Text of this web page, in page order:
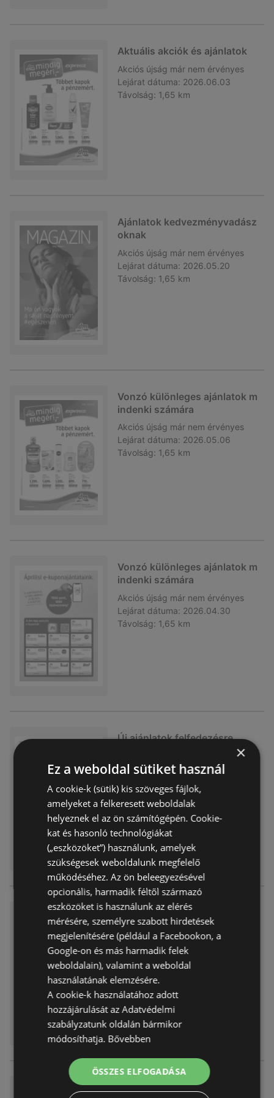
Aktuális akciók és ajánlatok
Akciós újság már nem érvényes
Lejárat dátuma: 2026.06.03
Távolság: 1,65 km
Ajánlatok kedvezményvadász
oknak
Akciós újság már nem érvényes
Lejárat dátuma: 2026.05.20
Távolság: 1,65 km
Vonzó különleges ajánlatok m
indenki számára
Akciós újság már nem érvényes
Lejárat dátuma: 2026.05.06
Távolság: 1,65 km
Vonzó különleges ajánlatok m
indenki számára
Akciós újság már nem érvényes
Lejárat dátuma: 2026.04.30
Távolság: 1,65 km
Új ajánlatok felfedezésre
már nem érvényes
Lejárat dátuma:
2026.04.22
DM újság érvényessége 2026.
03.18-ig
Akciós újság
már nem érvényes
Lejárat dátuma: 2026.03.18
Távolság: 1,65 km
DM újság érvényessége 2026.
×
Ez a weboldal sütiket használ
A cookie-k (sütik) kis szöveges fájlok,
amelyeket a felkeresett weboldalak
helyeznek el az ön számítógépén. Cookie-
kat és hasonló technológiákat
(„eszközöket”) használunk, amelyek
szükségesek weboldalunk megfelelő
működéséhez. Az ön beleegyezésével
opcionális, harmadik féltől származó
eszközöket is használunk az elérés
mérésére, személyre szabott hirdetések
megjelenítésére (például a Facebookon, a
Google-on és más harmadik felek
weboldalain), valamint a weboldal
használatának elemzésére.
A cookie-k használatához adott
hozzájárulását az Adatvédelmi
szabályzatunk oldalán bármikor
módosíthatja. Bővebben
ÖSSZES ELFOGADÁSA